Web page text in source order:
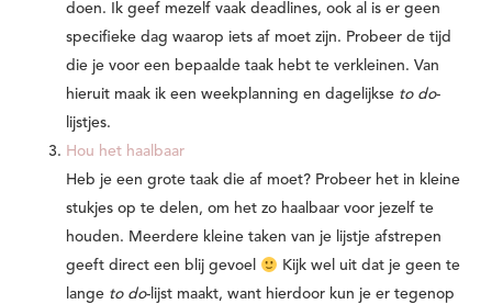
doen. Ik geef mezelf vaak deadlines, ook al is er geen
specifieke dag waarop iets af moet zijn. Probeer de tijd
die je voor een bepaalde taak hebt te verkleinen. Van
hieruit maak ik een weekplanning en dagelijkse to do-
lijstjes.
Hou het haalbaar
Heb je een grote taak die af moet? Probeer het in kleine
stukjes op te delen, om het zo haalbaar voor jezelf te
houden. Meerdere kleine taken van je lijstje afstrepen
geeft direct een blij gevoel
Kijk wel uit dat je geen te
lange to do-lijst maakt, want hierdoor kun je er tegenop